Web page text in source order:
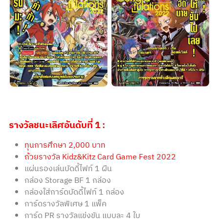
รางวัลชนะเลิศอันดับที่1 :
ทุนการศึกษา 2,000 บาท
ถ้วยรางวัล Kidz&Kitz Card Game Fest 2022
แผ่นรองเล่นบัดดี้ไฟท์ 1 ผืน
กล่อง Storage BF 1 กล่อง
กล่องใส่การ์ดบัดดี้ไฟท์ 1 กล่อง
การ์ดรางวัลพิเศษ 1 แพ็ค
การ์ด PR รางวัลแข่งขัน แบบละ 4 ใบ